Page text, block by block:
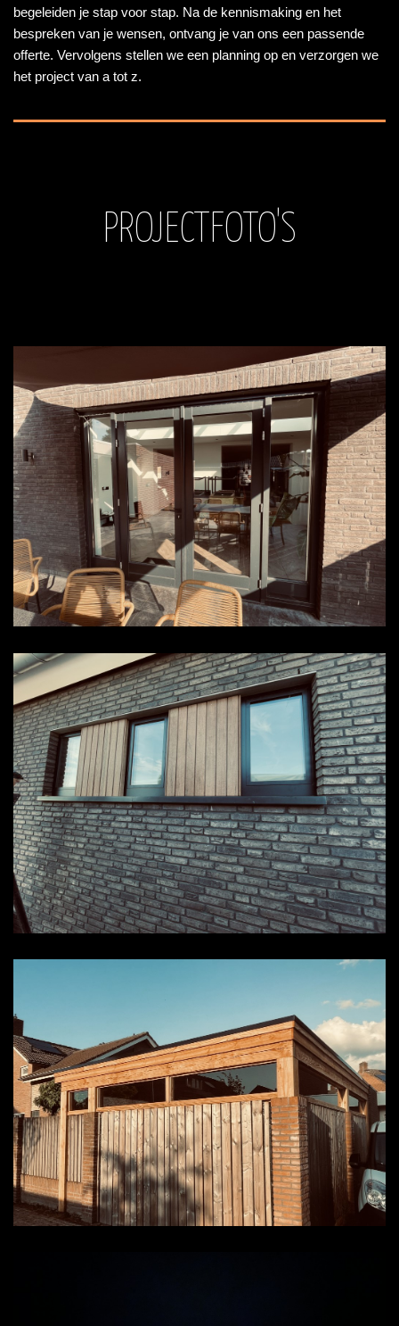
begeleiden je stap voor stap. Na de kennismaking en het
bespreken van je wensen, ontvang je van ons een passende
offerte. Vervolgens stellen we een planning op en verzorgen we
het project van a tot z.
PROJECTFOTO'S